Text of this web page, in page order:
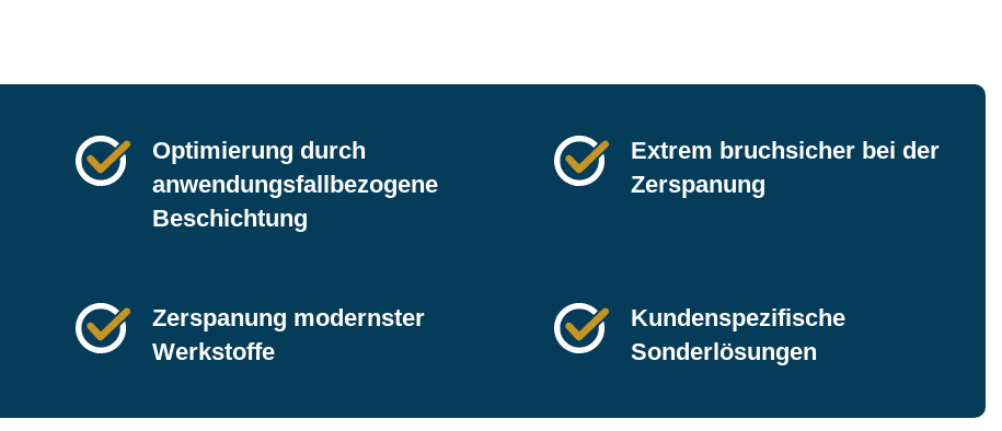
Optimierung durch
anwendungsfallbezogene
Beschichtung
Extrem bruchsicher bei der
Zerspanung
Zerspanung modernster
Werkstoffe
Kundenspezifische
Sonderlösungen